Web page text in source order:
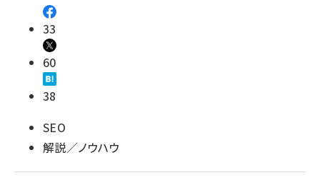
33
60
38
SEO
解説／ノウハウ